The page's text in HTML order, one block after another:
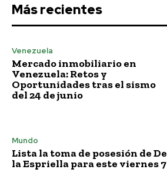
Más recientes
Venezuela
Mercado inmobiliario en
Venezuela: Retos y
Oportunidades tras el sismo
del 24 de junio
Mundo
Lista la toma de posesión de De
la Espriella para este viernes 7